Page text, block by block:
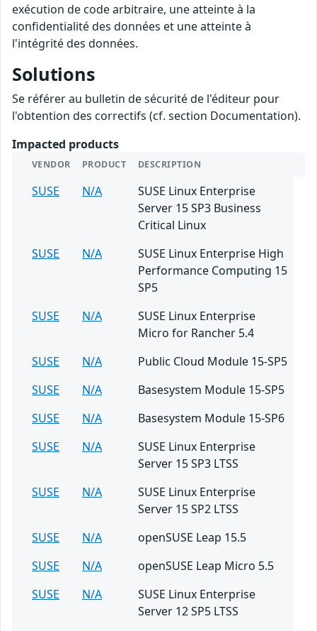
exécution de code arbitraire, une atteinte à la
confidentialité des données et une atteinte à
l'intégrité des données.
Solutions
Se référer au bulletin de sécurité de l'éditeur pour
l'obtention des correctifs (cf. section Documentation).
Impacted products
VENDOR PRODUCT DESCRIPTION
SUSE N/A
SUSE Linux Enterprise
Server 15 SP3 Business
Critical Linux
SUSE
N/A
SUSE Linux Enterprise High
Performance Computing 15
SP5
SUSE
N/A
SUSE Linux Enterprise
Micro for Rancher 5.4
SUSE
N/A
Public Cloud Module 15-SP5
SUSE
N/A
Basesystem Module 15-SP5
SUSE
N/A
Basesystem Module 15-SP6
SUSE
N/A
SUSE Linux Enterprise
Server 15 SP3 LTSS
SUSE
N/A
SUSE Linux Enterprise
Server 15 SP2 LTSS
SUSE
N/A
openSUSE Leap 15.5
SUSE
N/A
openSUSE Leap Micro 5.5
SUSE
N/A
SUSE Linux Enterprise
Server 12 SP5 LTSS